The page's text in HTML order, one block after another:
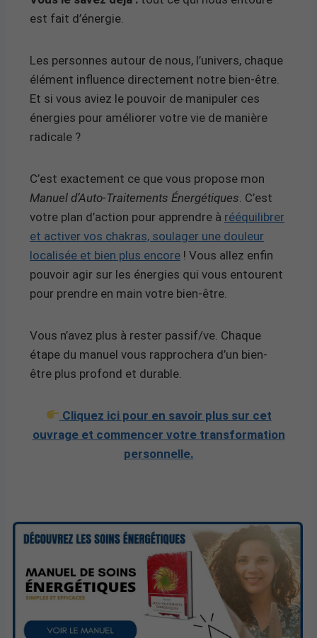
est fait d’énergie.
Les personnes autour de nous, l’univers, chaque
élément influence directement notre bien-être.
Et si vous aviez le pouvoir de manipuler ces
énergies pour améliorer votre vie de manière
radicale ?
C’est exactement ce que vous propose mon
Manuel d’Auto-Traitements Énergétiques . C’est
votre plan d’action pour apprendre à rééquilibrer
et activer vos chakras, soulager une douleur
localisée et bien plus encore ! Vous allez enfin
pouvoir agir sur les énergies qui vous entourent
pour prendre en main votre bien-être.
Vous n’avez plus à rester passif/ve. Chaque
étape du manuel vous rapprochera d’un bien-
être plus profond et durable.
Cliquez ici pour en savoir plus sur cet
ouvrage et commencer votre transformation
personnelle.